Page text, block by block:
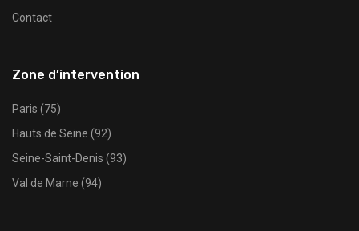
Contact
Zone d’intervention
Paris (75)
Hauts de Seine (92)
Seine-Saint-Denis (93)
Val de Marne (94)